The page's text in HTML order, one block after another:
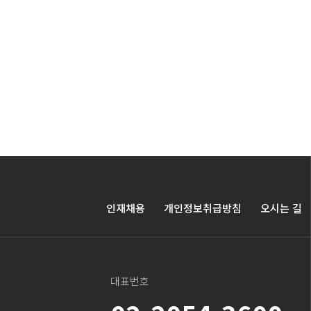
인재채용 개인정보취급방침 오시는 길
대표번호